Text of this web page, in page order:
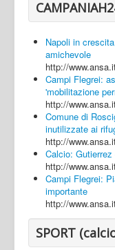
Napoli in
amichevole
http://
Campi Flegrei:
'mobilitazione
http://
Comune di
inutilizzate ai
http://
Calcio:
http://
Campi Flegrei:
importante
http://
SPORT